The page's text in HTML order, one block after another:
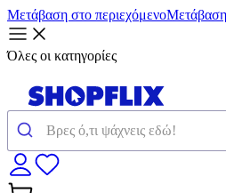
Μετάβαση στο περιεχόμενο
Όλες οι κατηγορίες